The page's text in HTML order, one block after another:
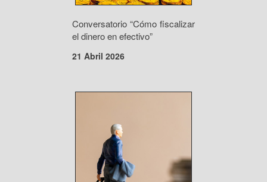
Conversatorio “Cómo fiscalizar
el dinero en efectivo”
21 Abril 2026